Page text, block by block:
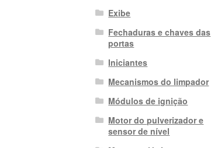
Exibe
Fechaduras e chaves das
portas
Iniciantes
Mecanismos do limpador
Módulos de ignição
Motor do pulverizador e
sensor de nível